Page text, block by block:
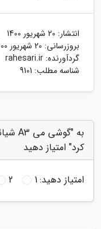
انتشار: 20 شهریور 1400
بروزرسانی: 20 شهریور 1400
گردآورنده: rahesari.ir
شناسه مطلب: 9101
کرد" امتیاز دهید
امتیاز دهید:1
2